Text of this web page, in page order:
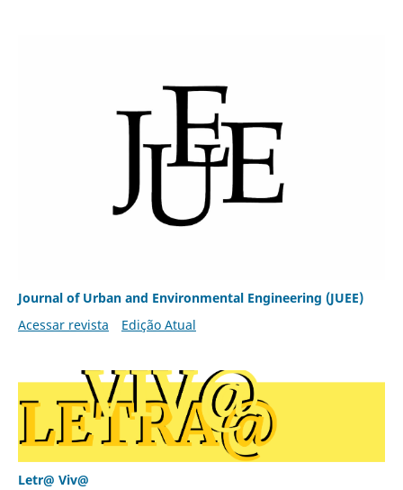
Journal of Urban and Environmental Engineering (JUEE)
Acessar revista
Edição Atual
Letr@ Viv@